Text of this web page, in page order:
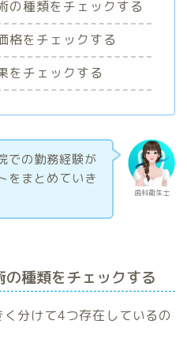
の種類をチェックする
格をチェックする
をチェックする
歯科衛生士
での勤務経験が
をまとめていき
種類をチェックする
分けて4つ存在しているの